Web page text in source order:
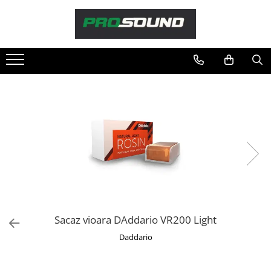
Sonorizare / PA
Playere si RecordereSacaz vioara DAddario VR200 Light
Daddario